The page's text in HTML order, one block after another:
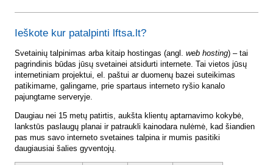
Ieškote kur patalpinti lftsa.lt?
Svetainių talpinimas arba kitaip hostingas (angl. web hosting) – tai
pagrindinis būdas jūsų svetainei atsidurti internete. Tai vietos jūsų
internetiniam projektui, el. paštui ar duomenų bazei suteikimas
patikimame, galingame, prie spartaus interneto ryšio kanalo
pajungtame serveryje.
Daugiau nei 15 metų patirtis, aukšta klientų aptarnavimo kokybė,
lankstūs paslaugų planai ir patraukli kainodara nulėmė, kad šiandien
pas mus savo interneto svetaines talpina ir mumis pasitiki
daugiausiai šalies gyventojų.